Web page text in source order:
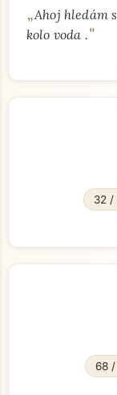
„Ahoj hledám
kolo voda ."
32 /
68 /